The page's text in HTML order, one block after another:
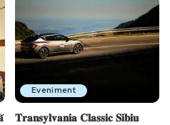
Eveniment
𝐓𝐫𝐚𝐧𝐬𝐲𝐥𝐯𝐚𝐧𝐢𝐚 𝐂𝐥𝐚𝐬𝐬𝐢𝐜 𝐒𝐢𝐛𝐢𝐮